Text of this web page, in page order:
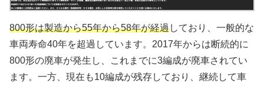
800形は製造から55年から58年が経過しており、一般的な
車両寿命40年を超過しています。2017年からは断続的に
800形の廃車が発生し、これまでに3編成が廃車されてい
ます。一方、現在も10編成が残存しており、継続して車